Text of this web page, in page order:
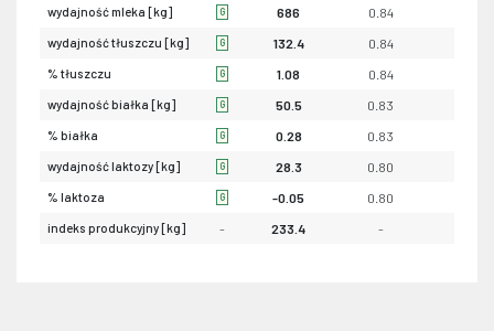
wydajność mleka [kg] G 686 0.84
wydajność tłuszczu [kg] G 132.4 0.84
% tłuszczu G 1.08 0.84
wydajność białka [kg] G 50.5 0.83
% białka G 0.28 0.83
wydajność laktozy [kg] G 28.3 0.80
% laktoza G -0.05 0.80
indeks produkcyjny [kg] - 233.4 -